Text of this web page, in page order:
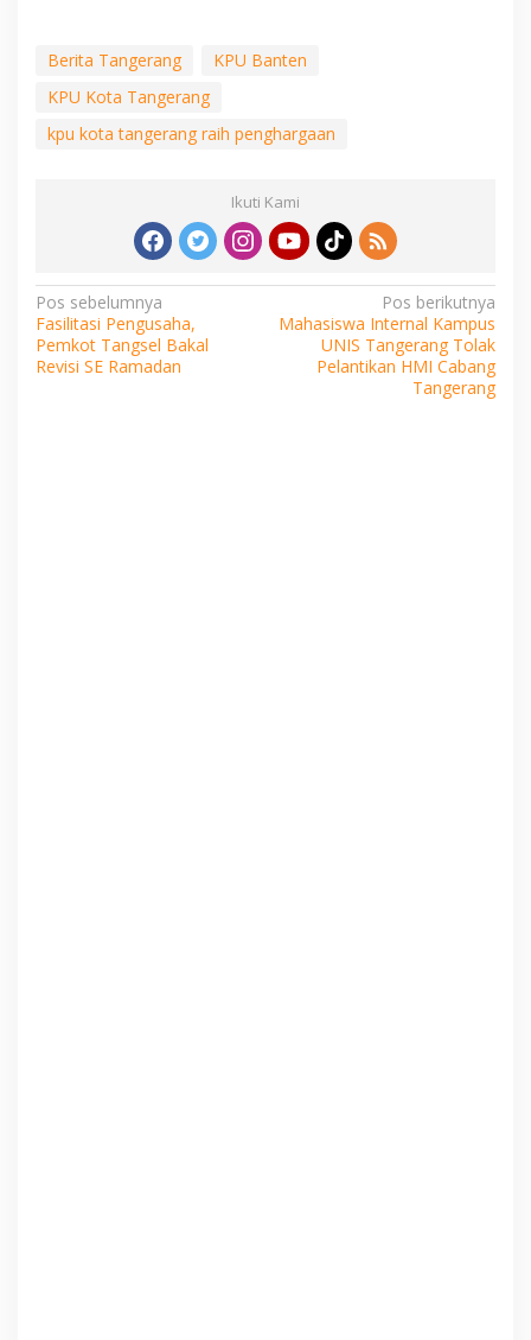
Berita Tangerang
KPU Banten
KPU Kota Tangerang
kpu kota tangerang raih penghargaan
Ikuti Kami
Navigasi
pos
Pos sebelumnya
Fasilitasi Pengusaha,
Pemkot Tangsel Bakal
Revisi SE Ramadan
Pos berikutnya
Mahasiswa Internal Kampus
UNIS Tangerang Tolak
Pelantikan HMI Cabang
Tangerang